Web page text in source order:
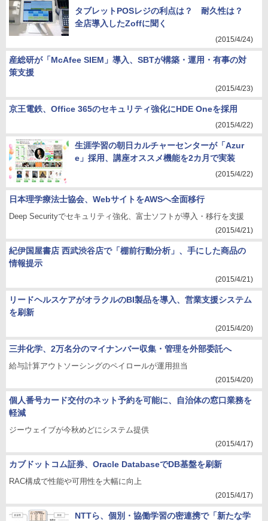
タブレットPOSレジの利点は？ 耐久性は？
全店導入したZoffに聞く
(2015/4/24)
産総研が「McAfee SIEM」導入、SBTが構築・運用・有事の対
策支援
(2015/4/23)
京王電鉄、Office 365のセキュリティ強化にHDE Oneを採用
(2015/4/22)
生涯学習の朝日カルチャーセンターが「Azur
e」採用、講座オススメ機能を2カ月で実装
(2015/4/22)
日本理学療法士協会、WebサイトをAWSへ全面移行
Deep Securityでセキュリティ強化、富士ソフトが導入・移行を支援
(2015/4/21)
紀伊国屋書店 西武渋谷店で「棚前行動分析」、手にした商品の
情報提示
(2015/4/21)
リードヘルスケアがオラクルのBI製品を導入、営業支援システム
を刷新
(2015/4/20)
三井化学、2万名分のマイナンバー収集・管理を外部委託へ
給与計算アウトソーシングのペイロールが運用担当
(2015/4/20)
個人番号カード交付のネット予約を可能に、自治体の窓口業務を
軽減
ジーウェイブが今秋めどにシステム提供
(2015/4/17)
カブドットコム証券、Oracle DatabaseでDB基盤を刷新
RAC構成で性能や可用性を大幅に向上
(2015/4/17)
NTTら、個別・協働学習の密連携で「新たな学